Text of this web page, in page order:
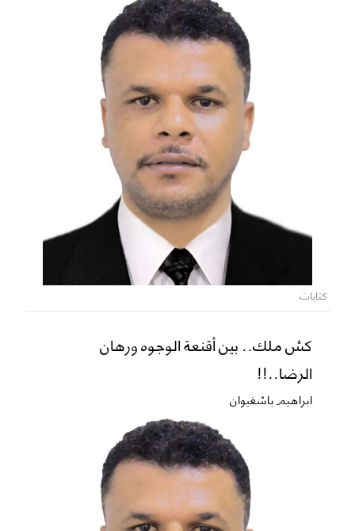
كتابات
كش ملك.. بين أقنعة الوجوه ورهان
الرضا..!!
ابراهيم باشغيوان